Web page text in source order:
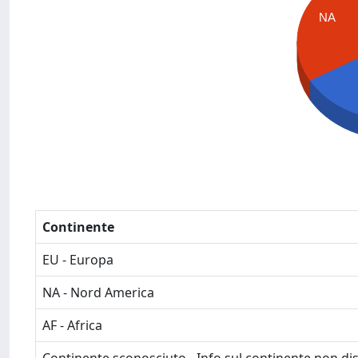
NA
Continente
EU - Europa
NA - Nord America
AF - Africa